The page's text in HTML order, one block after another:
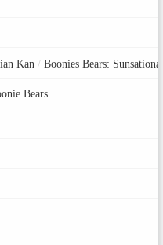
Kan /Boonies Bears:
Bears